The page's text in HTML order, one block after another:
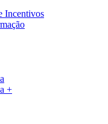
Incentivos
+